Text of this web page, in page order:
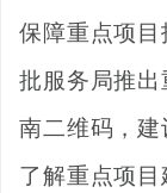
保障重点项
批服务局推
南二维码，
了解重点项